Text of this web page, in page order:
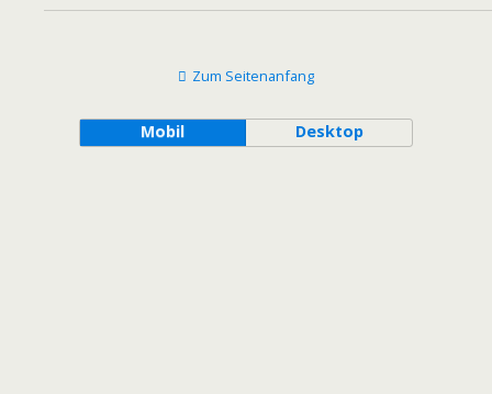
Zum Seitenanfang
Mobil Desktop